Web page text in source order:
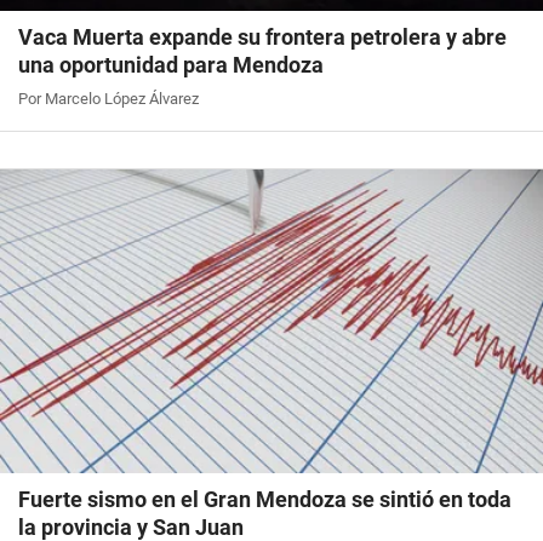
Vaca Muerta expande su frontera petrolera y abre
una oportunidad para Mendoza
Por Marcelo López Álvarez
Fuerte sismo en el Gran Mendoza se sintió en toda
la provincia y San Juan